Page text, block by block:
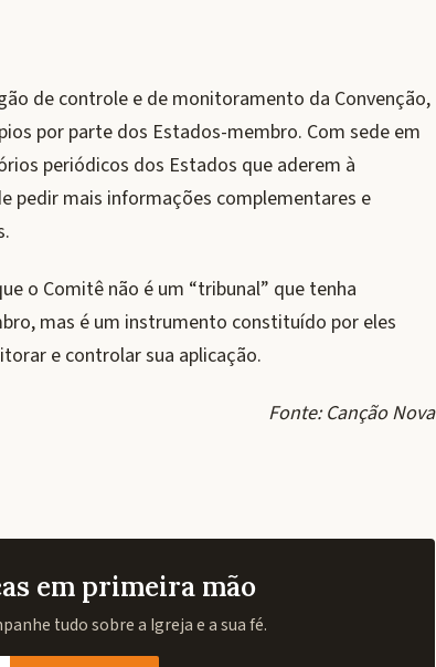
de controle e de monitoramento da Convenção,
por parte dos Estados-membro. Com sede em
periódicos dos Estados que aderem à
pedir mais informações complementares e
o Comitê não é um “tribunal” que tenha
mas é um instrumento constituído por eles
e controlar sua aplicação.
Fonte: Canção Nova
em primeira mão
tudo sobre a Igreja e a sua fé.